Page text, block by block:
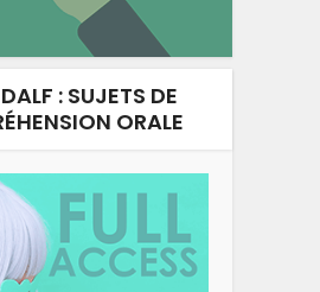
: SUJETS DE
ORALE